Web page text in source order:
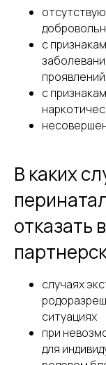
с
с
В каких
отказать
случаях
ситуациях
при
для